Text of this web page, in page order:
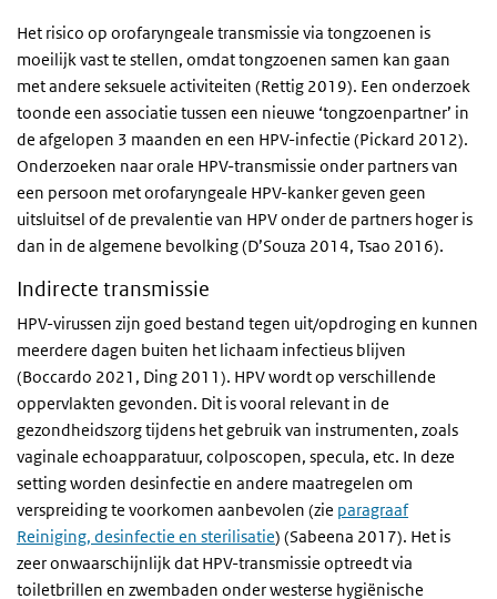
Het risico op orofaryngeale transmissie via tongzoenen is
moeilijk vast te stellen, omdat tongzoenen samen kan gaan
met andere seksuele activiteiten (Rettig 2019). Een onderzoek
toonde een associatie tussen een nieuwe ‘tongzoenpartner’ in
de afgelopen 3 maanden en een HPV-infectie (Pickard 2012).
Onderzoeken naar orale HPV-transmissie onder partners van
een persoon met orofaryngeale HPV-kanker geven geen
uitsluitsel of de prevalentie van HPV onder de partners hoger is
dan in de algemene bevolking (D’Souza 2014, Tsao 2016).
Indirecte transmissie
HPV-virussen zijn goed bestand tegen uit/opdroging en kunnen
meerdere dagen buiten het lichaam infectieus blijven
(Boccardo 2021, Ding 2011). HPV wordt op verschillende
oppervlakten gevonden. Dit is vooral relevant in de
gezondheidszorg tijdens het gebruik van instrumenten, zoals
vaginale echoapparatuur, colposcopen, specula, etc. In deze
setting worden desinfectie en andere maatregelen om
verspreiding te voorkomen aanbevolen (zie paragraaf
Reiniging, desinfectie en sterilisatie) (Sabeena 2017). Het is
zeer onwaarschijnlijk dat HPV-transmissie optreedt via
toiletbrillen en zwembaden onder westerse hygiënische